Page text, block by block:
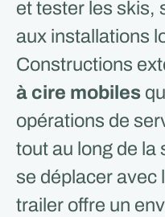
et tester les skis,
aux installations
Constructions
à cire mobiles
opérations de
tout au long de la
se déplacer avec
trailer offre un